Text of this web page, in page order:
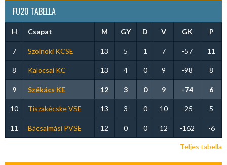
FU20 TABELLA
H Csapat M GY D V GK P
7 Szolnoki KCSE 13 5 1 7 -57 11
8 Kalocsai KC 13 4 0 9 -98 8
9 Székács KE 12 3 0 9 -74 6
10 Tiszakécske VSE 13 3 0 10 -25 5
11 Bácsalmási PVSE 12 0 0 12 -162 -6
Teljes tabella